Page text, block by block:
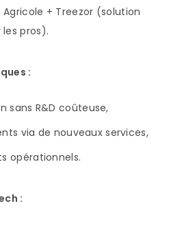
+ Treezor (solution
pros).
:
sans R&D coûteuse,
via de nouveaux services,
opérationnels.
: